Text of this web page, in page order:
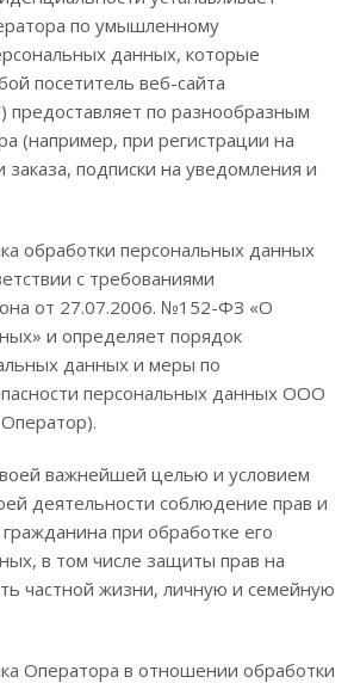
по умышленному
данных, которые
посетитель веб-сайта
по разнообразным
(например, при регистрации на
подписки на уведомления и
обработки персональных данных
с требованиями
от 27.07.2006. №152-ФЗ «О
и определяет порядок
данных и меры по
персональных данных ООО
важнейшей целью и условием
деятельности соблюдение прав и
при обработке его
в том числе защиты прав на
частной жизни, личную и семейную
Оператора в отношении обработки